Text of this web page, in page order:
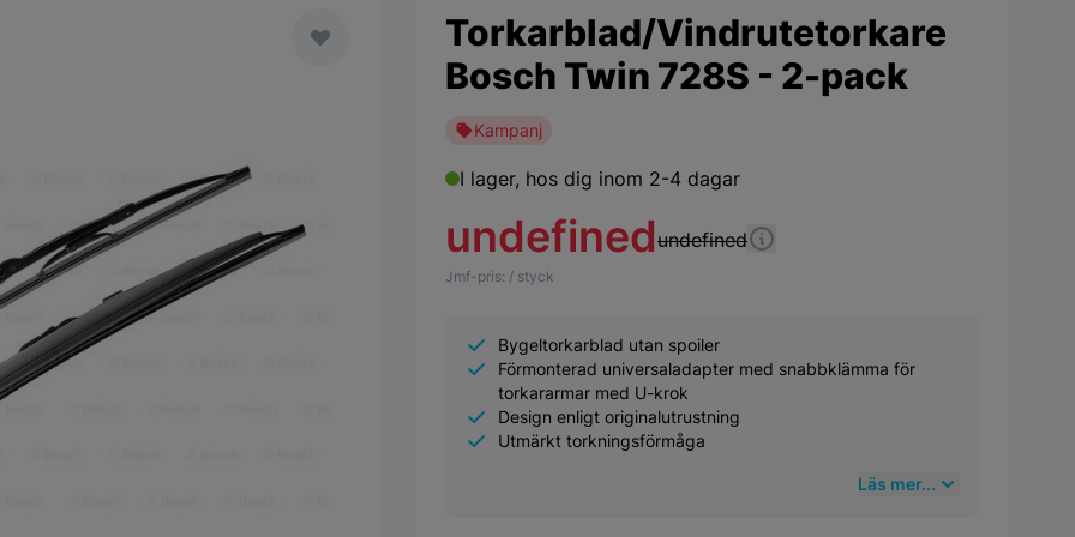
Torkarblad/Vindrutetorkare
Bosch Twin 728S - 2-pack
Kampanj
I lager, hos dig inom 2-4 dagar
undefinedundefined
Jmf-pris: / styck
Bygeltorkarblad utan spoiler
Förmonterad universaladapter med snabbklämma för
torkararmar med U-krok
Design enligt originalutrustning
Utmärkt torkningsförmåga
Läs mer...